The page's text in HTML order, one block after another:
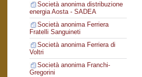
Società anonima distribuzione
energia Aosta - SADEA
Società anonima Ferriera
Fratelli Sanguineti
Società anonima Ferriera di
Voltri
Società anonima Franchi-
Gregorini